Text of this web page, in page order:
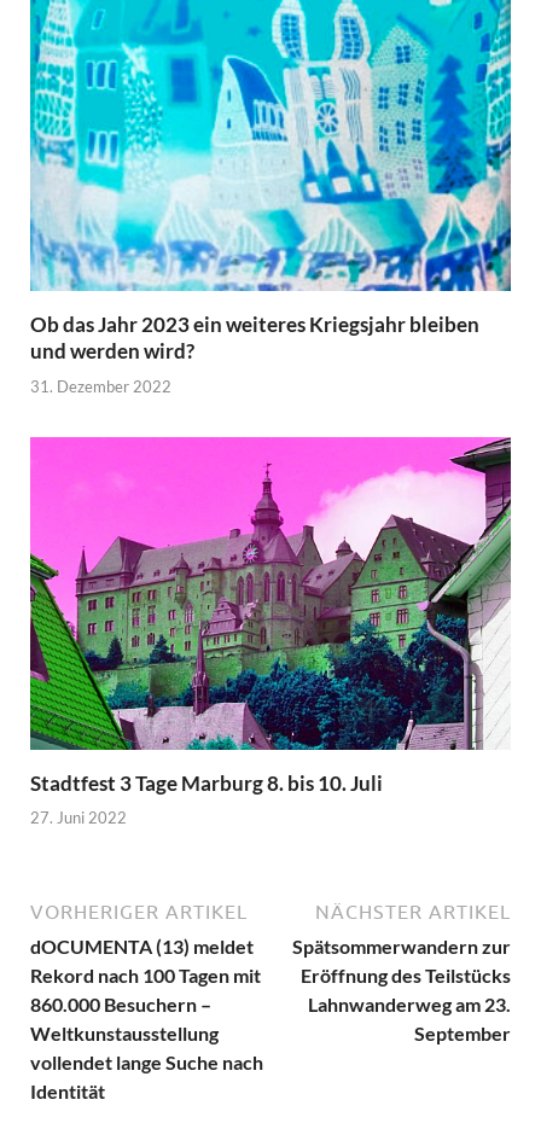
Ob das Jahr 2023 ein weiteres Kriegsjahr bleiben
und werden wird?
31. Dezember 2022
Stadtfest 3 Tage Marburg 8. bis 10. Juli
27. Juni 2022
VORHERIGER ARTIKEL
dOCUMENTA (13) meldet
Rekord nach 100 Tagen mit
860.000 Besuchern –
Weltkunstausstellung
vollendet lange Suche nach
Identität
NÄCHSTER ARTIKEL
Spätsommerwandern zur
Eröffnung des Teilstücks
Lahnwanderweg am 23.
September